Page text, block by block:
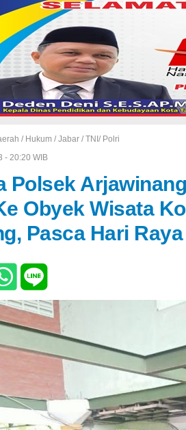
/ Hukum/ Jabar/ TNI/ Polri
- 20:20 WIB
Polsek
Obyek Wisata
Pasca Hari